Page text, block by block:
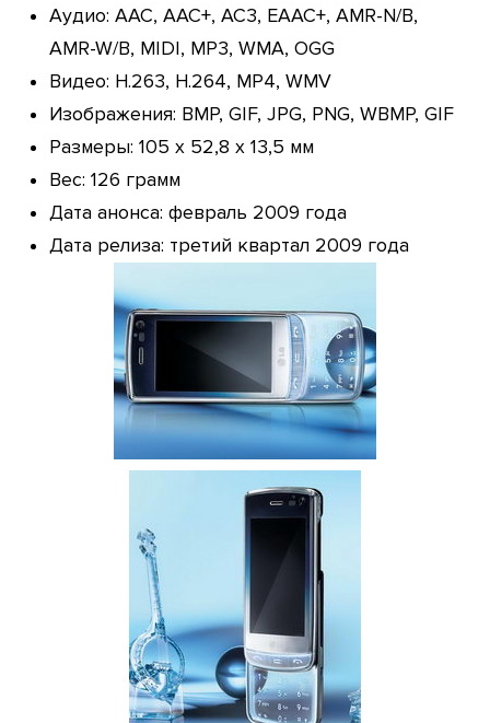
Аудио: AAC, AAC+, AC3, EAAC+, AMR-N/B,
AMR-W/B, MIDI, MP3, WMA, OGG
Видео: H.263, H.264, MP4, WMV
Изображения: BMP, GIF, JPG, PNG, WBMP, GIF
Размеры: 105 x 52,8 x 13,5 мм
Вес: 126 грамм
Дата анонса: февраль 2009 года
Дата релиза: третий квартал 2009 года